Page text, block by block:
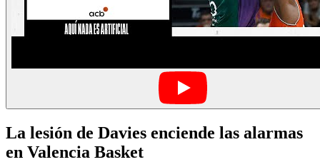
La lesión de Davies enciende las alarmas
en Valencia Basket